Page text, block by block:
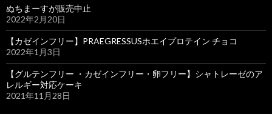
ぬちまーすが販売中止
2022年2月20日
【カゼインフリー】PRAEGRESSUSホエイプロテイン チョコ
2022年1月3日
【グルテンフリー ・カゼインフリー・卵フリー】シャトレーゼのア
レルギー対応ケーキ
2021年11月28日